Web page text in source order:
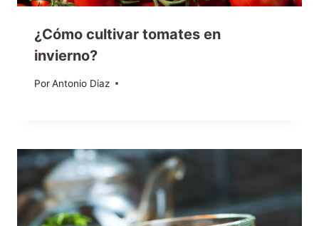
¿Cómo cultivar tomates en
invierno?
PorAntonio Diaz
14/12/2022